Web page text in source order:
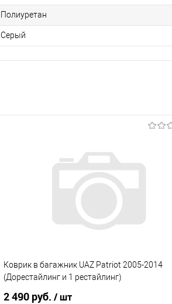
Полиуретан
Серый
Коврик в багажник UAZ Patriot 2005-2014
(Дорестайлинг и 1 рестайлинг)
2 490 руб. / шт